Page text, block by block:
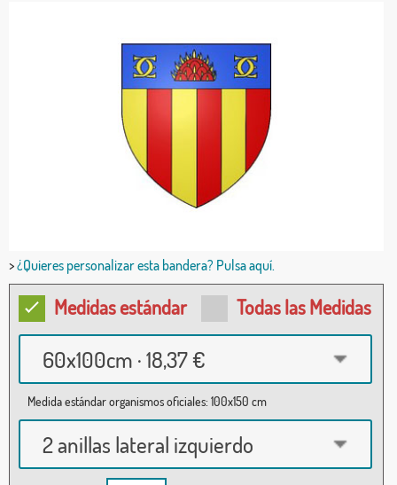
>¿Quieres personalizar esta bandera? Pulsa aquí.
Medidas estándar Todas las Medidas
60x100cm · 18,37 €
Medida estándar organismos oficiales: 100x150 cm
2 anillas lateral izquierdo